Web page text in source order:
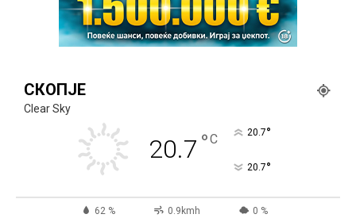
СКОПЈЕ
Clear Sky
20.7 °C 20.7°
20.7°
62 % 0.9kmh 0 %